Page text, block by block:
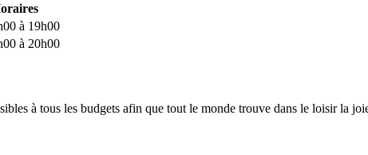
à 19h00
à 20h00
à tous les budgets afin que tout le monde trouve dans le loisir la